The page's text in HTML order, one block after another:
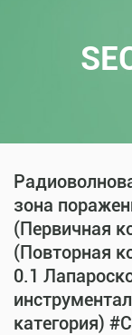
зона
(Первичная
(Повторная
0.1
категория)